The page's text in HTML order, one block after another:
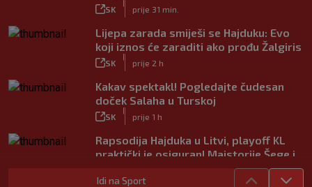
SK prije 31 min.
Lijepa zarada smiješi se Hajduku: Evo
koji iznos će zaraditi ako prođu Žalgiris
SK prije 2 h
Kakav spektakl! Pogledajte čudesan
doček Salaha u Turskoj
SK prije 1 h
Rapsodija Hajduka u Litvi, playoff KL
praktički je osiguran! Majstorije Šege i
SK
|
prije 6 h
Idi na Sport